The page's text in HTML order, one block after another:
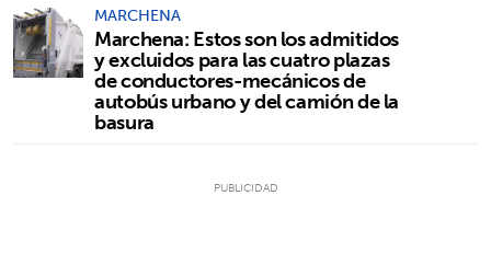
MARCHENA
Marchena: Estos son los admitidos
y excluidos para las cuatro plazas
de conductores-mecánicos de
autobús urbano y del camión de la
basura